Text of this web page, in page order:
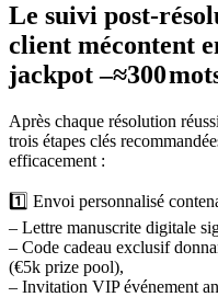
Le suivi
client mécontent
jackpot –≈​300​
Après chaque résolution
trois étapes clés
efficacement :
1️⃣ Envoi personnalisé
– Lettre manuscrite digitale
– Code cadeau exclusif
(€5k prize pool),
– Invitation VIP événement